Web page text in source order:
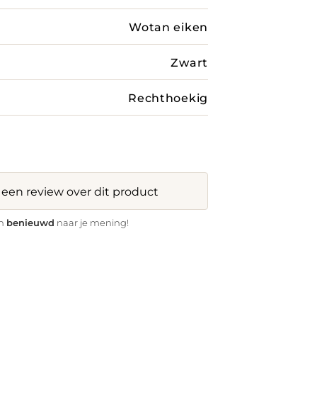
Wotan eiken
Zwart
Rechthoekig
een review over dit product
benieuwd naar je mening!